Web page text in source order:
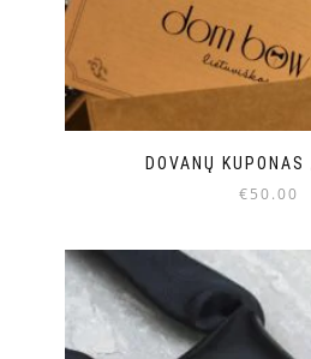
DOVANŲ
€50.00